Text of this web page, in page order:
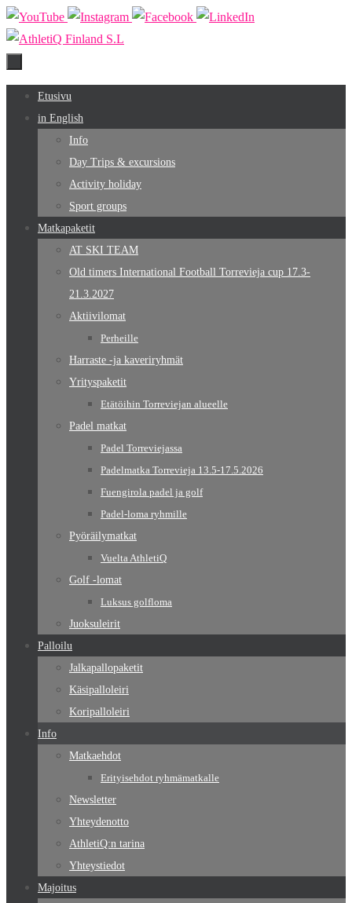
Skip
to
Skip
Etusivu
in English
Info
Day Trips & excursions
Activity holiday
Sport groups
Matkapaketit
AT SKI TEAM
Old timers International Football Torrevieja cup 17.3-
21.3.2027
Aktiivilomat
Perheille
Harraste -ja kaveriryhmät
Yrityspaketit
Etätöihin Torreviejan alueelle
Padel matkat
Padel Torreviejassa
Padelmatka Torrevieja 13.5-17.5.2026
Fuengirola padel ja golf
Padel-loma ryhmille
Pyöräilymatkat
Vuelta AthletiQ
Golf -lomat
Luksus golfloma
Juoksuleirit
Palloilu
Jalkapallopaketit
Käsipalloleiri
Koripalloleiri
Info
Matkaehdot
Erityisehdot ryhmämatkalle
Newsletter
Yhteydenotto
AthletiQ:n tarina
Yhteystiedot
Majoitus